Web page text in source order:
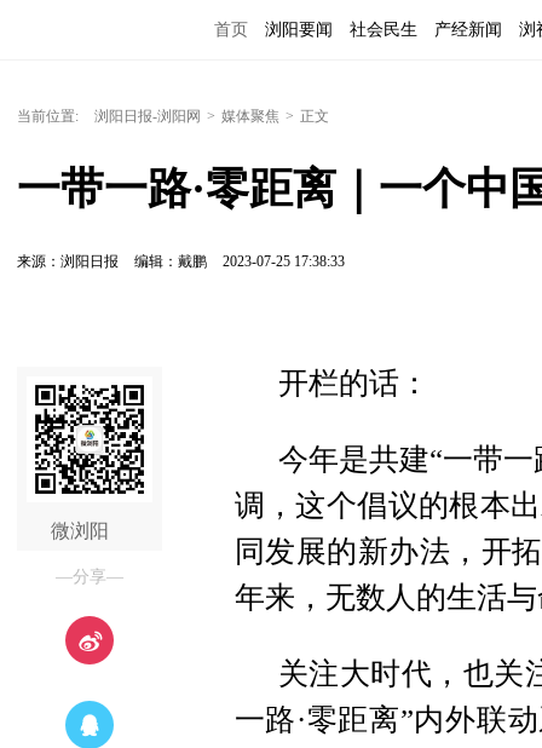
首页 浏阳要闻 社会民生 产经新闻 浏
当前位置: 浏阳日报-浏阳网 > 媒体聚焦 > 正文
一带一路·零距离｜一个中
来源：浏阳日报 编辑：戴鹏 2023-07-25 17:38:33
微浏阳
—分享—
开栏的话：
今年是共建“一带
调，这个倡议的根本
同发展的新办法，开
年来，无数人的生活
关注大时代，也关
一路·零距离”内外联